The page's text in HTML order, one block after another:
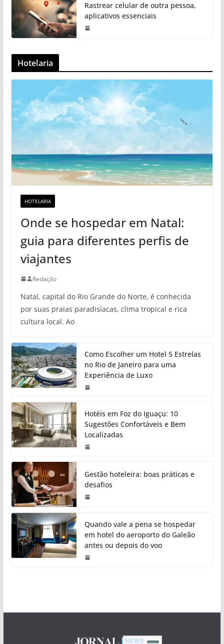
Rastrear celular de outra pessoa,
aplicativos essenciais
Hotelaria
HOTELARIA
Onde se hospedar em Natal:
guia para diferentes perfis de
viajantes
Redação
Natal, capital do Rio Grande do Norte, é conhecida
por suas praias paradisíacas, clima tropical e rica
cultura local. Ao
Como Escolher um Hotel 5 Estrelas
no Rio de Janeiro para uma
Experiência de Luxo
Hotéis em Foz do Iguaçu: 10
Sugestões Confortáveis e Bem
Localizadas
Gestão hoteleira: boas práticas e
desafios
Quando vale a pena se hospedar
em hotel do aeroporto do Galeão
antes ou depois do voo